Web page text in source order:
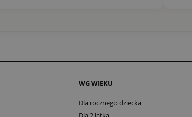
WG WIEKU
Dla rocznego dziecka